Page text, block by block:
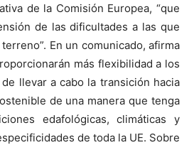
de la Comisión Europea, “que
de las dificultades a las que
En un comunicado, afirma
más flexibilidad a los
llevar a cabo la transición hacia
de una manera que tenga
edafológicas, climáticas y
de toda la UE. Sobre